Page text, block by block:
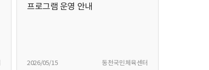
프로그램 운영 안내
동천국민체육센터
2026/05/15